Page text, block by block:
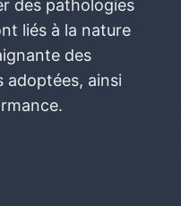
des pathologies
liés à la nature
des
adoptées, ainsi